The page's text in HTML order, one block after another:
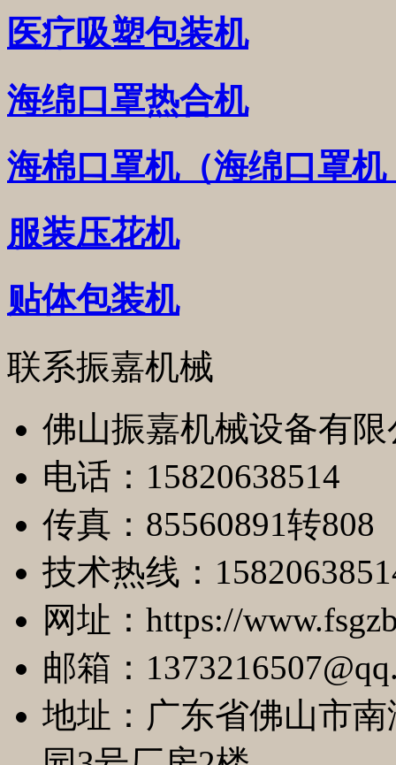
医疗吸塑包装机
海绵口罩热合机
海棉口罩机（海绵口罩机
服装压花机
贴体包装机
联系振嘉机械
佛山振嘉机械设备有限
电话：15820638514
传真：85560891转808
技术热线：
网址：https://
邮箱：
地址：广东省佛山市